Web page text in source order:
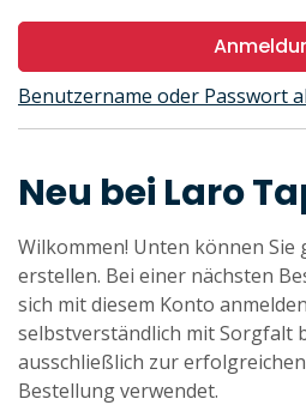
Benutzername oder Passwort
Neu bei Laro
Wilkommen! Unten können Sie
erstellen. Bei einer nächsten
sich mit diesem Konto
selbstverständlich mit Sorgfalt
ausschließlich zur
Bestellung verwendet.